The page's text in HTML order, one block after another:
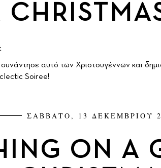
αυτό των Χριστουγέννων και
Soiree!
ΣΑΒΒΑΤΟ, 13 ΔΕΚΕΜΒΡΙΟΥ
ON A